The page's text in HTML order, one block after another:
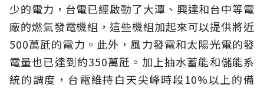
少的電力，台電已經啟動了大潭、興達和台中等電
廠的燃氣發電機組，這些機組加起來可以提供將近
500萬瓩的電力。此外，風力發電和太陽光電的發
電量也已達到約350萬瓩。加上抽水蓄能和儲能系
統的調度，台電維持白天尖峰時段10%以上的備